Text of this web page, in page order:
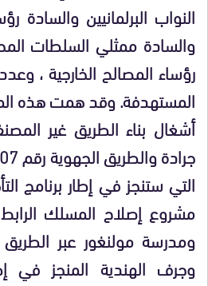
النواب البرلمانيين والسادة
والسادة ممثلي السلطات
رؤساء المصالح الخارجية ،
المستهدفة. وقد همت هذه
أشغال بناء الطريق غير
التي ستنجز في إطار برنامج
مشروع إصلاح المسلك
وجرف الهندية المنجز في